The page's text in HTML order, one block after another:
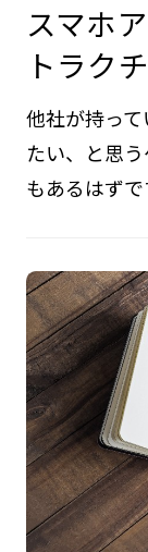
スマホ
トラク
他社が持っ
たい、と思
もあるはず